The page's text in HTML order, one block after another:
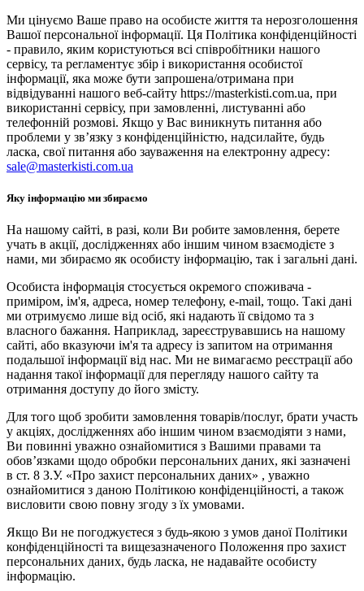
Ми цінуємо Ваше право на особисте життя та нерозголошення
Вашої персональної інформації. Ця Політика конфіденційності
- правило, яким користуються всі співробітники нашого
сервісу, та регламентує збір і використання особистої
інформації, яка може бути запрошена/отримана при
відвідуванні нашого веб-сайту https://masterkisti.com.ua, при
використанні сервісу, при замовленні, листуванні або
телефонній розмові. Якщо у Вас виникнуть питання або
проблеми у зв’язку з конфіденційністю, надсилайте, будь
ласка, свої питання або зауваження на електронну адресу:
sale@masterkisti.com.ua
Яку інформацію ми збираємо
На нашому сайті, в разі, коли Ви робите замовлення, берете
учать в акції, дослідженнях або іншим чином взаємодієте з
нами, ми збираємо як особисту інформацію, так і загальні дані.
Особиста інформація стосується окремого споживача -
приміром, ім'я, адреса, номер телефону, e-mail, тощо. Такі дані
ми отримуємо лише від осіб, які надають її свідомо та з
власного бажання. Наприклад, зареєструвавшись на нашому
сайті, або вказуючи ім'я та адресу із запитом на отримання
подальшої інформації від нас. Ми не вимагаємо реєстрації або
надання такої інформації для перегляду нашого сайту та
отримання доступу до його змісту.
Для того щоб зробити замовлення товарів/послуг, брати участь
у акціях, дослідженнях або іншим чином взаємодіяти з нами,
Ви повинні уважно ознайомитися з Вашими правами та
обов’язками щодо обробки персональних даних, які зазначені
в ст. 8 З.У. «Про захист персональних даних» , уважно
ознайомитися з даною Політикою конфіденційності, а також
висловити свою повну згоду з їх умовами.
Якщо Ви не погоджуєтеся з будь-якою з умов даної Політики
конфіденційності та вищезазначеного Положення про захист
персональних даних, будь ласка, не надавайте особисту
інформацію.